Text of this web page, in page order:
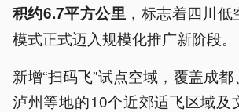
积约6.7平方公里 ，标志着四川
模式正式迈入规模化推广新阶段。
新增“扫码飞”试点空域，覆盖成都
泸州等地的10个近郊适飞区域及